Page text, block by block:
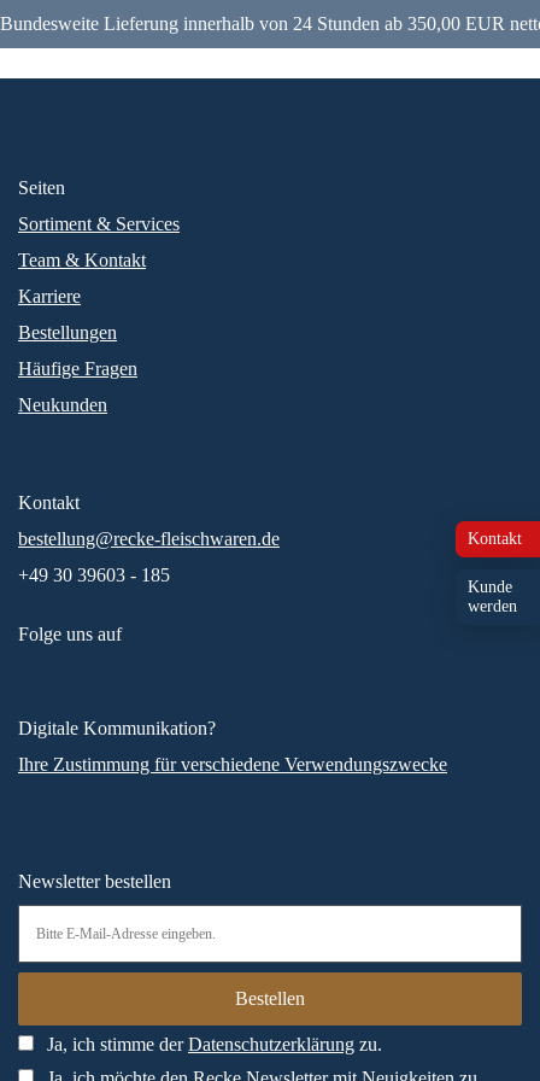
Bundesweite Lieferung innerhalb von 24 Stunden ab 350,00 EUR
Kontakt
Kunde
werden
Seiten
Sortiment & Services
Team & Kontakt
Karriere
Bestellungen
Häufige Fragen
Neukunden
Kontakt
bestellung@recke-fleischwaren.de
+49 30 39603 - 185
Folge uns auf
Digitale Kommunikation?
Ihre Zustimmung für verschiedene Verwendungszwecke
Newsletter bestellen
Ja, ich stimme derDatenschutzerklärung zu.